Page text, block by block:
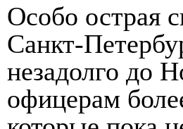
Особо острая
Санкт-
незадолго до
офицерам